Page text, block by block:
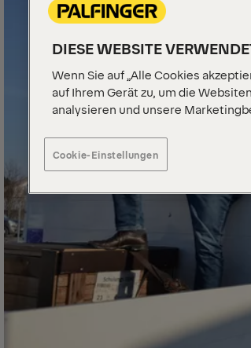
DIESE WEBSITE
Wenn Sie auf „Alle Cookies
auf Ihrem Gerät zu, um die
analysieren und unsere
Cookie-Einstellungen